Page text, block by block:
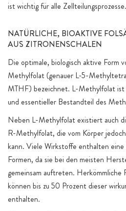
ist wichtig für alle Zellteilungsprozesse.
NATÜRLICHE, BIOAKTIVE
AUS ZITRONENSCHALEN
Die optimale, biologisch aktive Form
Methylfolat (genauer L-5-
MTHF) bezeichnet. L-Methylfolat
und essentieller Bestandteil des
Neben L-Methylfolat existiert auch
R-Methylfolat, die vom Körper
kann. Viele Wirkstoffe enthalten eine
Formen, da sie bei den meisten
gemeinsam auftreten.
können bis zu 50 Prozent dieser
enthalten.